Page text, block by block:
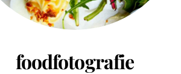
foodfotografie